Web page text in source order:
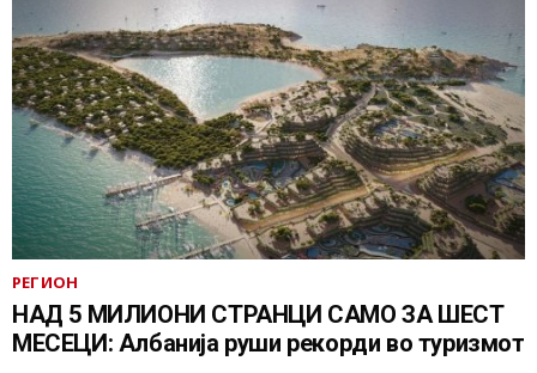
РЕГИОН
НАД 5 МИЛИОНИ СТРАНЦИ САМО ЗА ШЕСТ
МЕСЕЦИ: Албанија руши рекорди во туризмот